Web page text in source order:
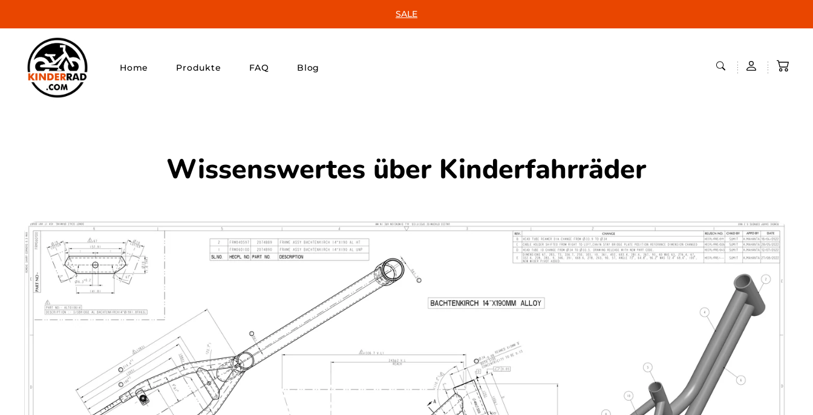
SALE
Home Produkte FAQ Blog
Perfekt für die
ersten
Abenteuer auf
zwei Rädern.
Junior-
Bikes
Coole
Zubehör
Alles, was das
Radfahren sicher
Wissenswertes über Kinderfahrräder